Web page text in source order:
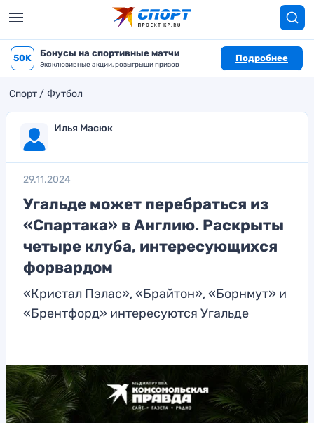
50K Бонусы на спортивные матчи
Эксклюзивные акции, розыгрыши призов
Подробнее
Спорт Футбол
Илья Масюк
29.11.2024
Угальде может перебраться из
«Спартака» в Англию. Раскрыты
четыре клуба, интересующихся
форвардом
«Кристал Пэлас», «Брайтон», «Борнмут» и
«Брентфорд» интересуются Угальде